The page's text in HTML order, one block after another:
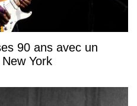
90 ans avec un
York